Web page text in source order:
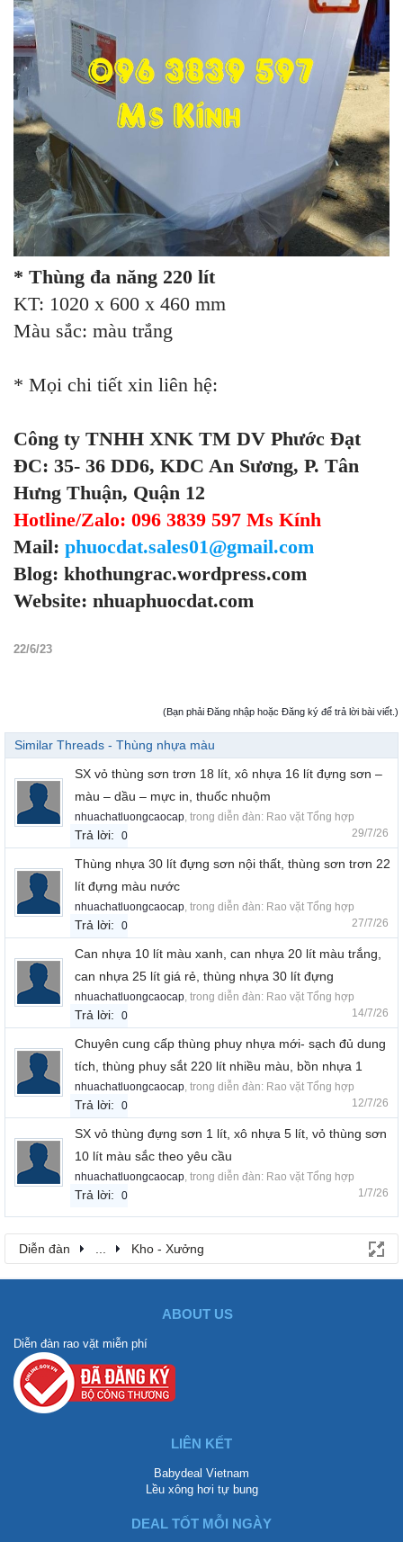
* Thùng đa năng 220 lít
KT: 1020 x 600 x 460 mm
Màu sắc: màu trắng
* Mọi chi tiết xin liên hệ:
Công ty TNHH XNK TM DV Phước Đạt
ĐC: 35- 36 DD6, KDC An Sương, P. Tân
Hưng Thuận, Quận 12
Hotline/Zalo: 096 3839 597 Ms Kính
Mail: phuocdat.sales01@gmail.com
Blog: khothungrac.wordpress.com
Website: nhuaphuocdat.com
22/6/23
(Bạn phải Đăng nhập hoặc Đăng ký để trả lời bài viết.)
Similar Threads - Thùng nhựa màu
SX vỏ thùng sơn trơn 18 lít, xô nhựa 16 lít đựng sơn –
màu – dầu – mực in, thuốc nhuộm
nhuachatluongcaocap, trong diễn đàn: Rao vặt Tổng hợp
Trả lời: 0 29/7/26
Thùng nhựa 30 lít đựng sơn nội thất, thùng sơn trơn 22
lít đựng màu nước
nhuachatluongcaocap, trong diễn đàn: Rao vặt Tổng hợp
Trả lời: 0 27/7/26
Can nhựa 10 lít màu xanh, can nhựa 20 lít màu trắng,
can nhựa 25 lít giá rẻ, thùng nhựa 30 lít đựng
nhuachatluongcaocap, trong diễn đàn: Rao vặt Tổng hợp
Trả lời: 0 14/7/26
Chuyên cung cấp thùng phuy nhựa mới- sạch đủ dung
tích, thùng phuy sắt 220 lít nhiều màu, bồn nhựa 1
nhuachatluongcaocap, trong diễn đàn: Rao vặt Tổng hợp
Trả lời: 0 12/7/26
SX vỏ thùng đựng sơn 1 lít, xô nhựa 5 lít, vỏ thùng sơn
10 lít màu sắc theo yêu cầu
nhuachatluongcaocap, trong diễn đàn: Rao vặt Tổng hợp
Trả lời: 0 1/7/26
Diễn đàn ... Kho - Xưởng
ABOUT US
Diễn đàn rao vặt miễn phí
LIÊN KẾT
Babydeal Vietnam
Lều xông hơi tự bung
DEAL TỐT MỖI NGÀY